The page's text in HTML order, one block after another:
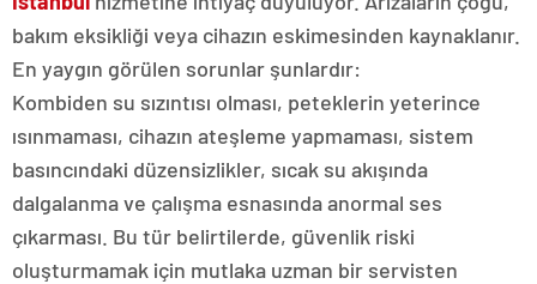
bakım eksikliği veya cihazın eskimesinden kaynaklanır.
En yaygın görülen sorunlar şunlardır:
Kombiden su sızıntısı olması, peteklerin yeterince
ısınmaması, cihazın ateşleme yapmaması, sistem
basıncındaki düzensizlikler, sıcak su akışında
dalgalanma ve çalışma esnasında anormal ses
çıkarması. Bu tür belirtilerde, güvenlik riski
oluşturmamak için mutlaka uzman bir servisten